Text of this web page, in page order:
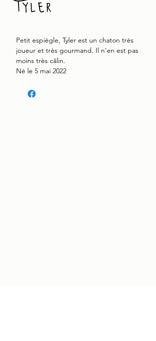
Tyler
Petit espiègle, Tyler est un chaton très
joueur et très gourmand. Il n’en est pas
moins très câlin.
Né le 5 mai 2022